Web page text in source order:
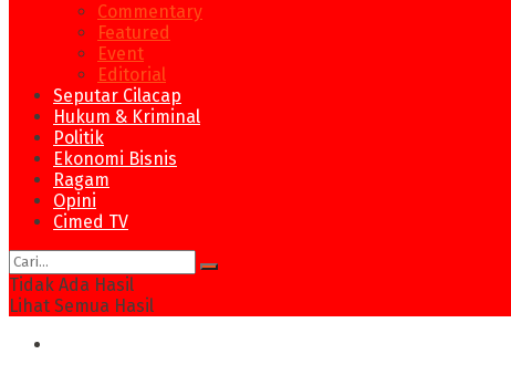
Commentary
Featured
Event
Editorial
Seputar Cilacap
Hukum & Kriminal
Politik
Ekonomi Bisnis
Ragam
Opini
Cimed TV
Tidak Ada Hasil
Lihat Semua Hasil